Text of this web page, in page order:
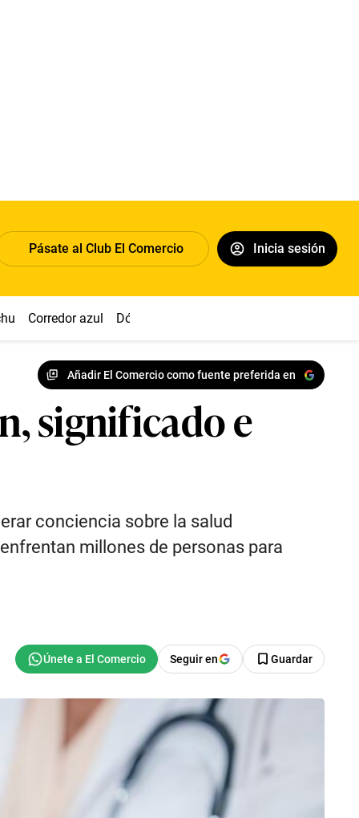
Pásate al Club El Comercio Inicia sesión
Corredor azul Dólar
Añadir El Comercio como fuente preferida en
significado e
conciencia sobre la salud
millones de personas para
Seguir en Guardar